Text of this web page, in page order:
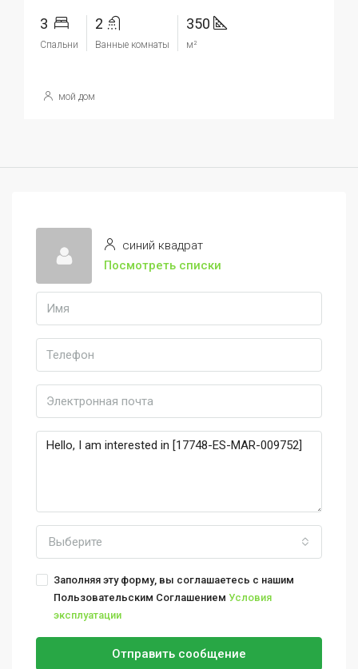
3
Спальни
2
Ванные комнаты
350
м²
мой дом
синий квадрат
Посмотреть списки
Выберите
Заполняя эту форму, вы соглашаетесь с нашим
Пользовательским Соглашением Условия
эксплуатации
Отправить сообщение